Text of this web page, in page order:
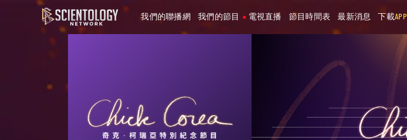
我們的聯播網 我們的節目 電視直播 節目時間表 最新消息 下載APP